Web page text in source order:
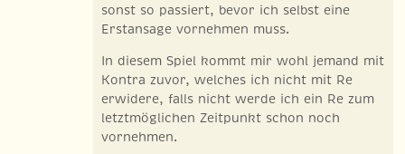
sonst so passiert, bevor ich selbst eine
Erstansage vornehmen muss.
In diesem Spiel kommt mir wohl jemand mit
Kontra zuvor, welches ich nicht mit Re
erwidere, falls nicht werde ich ein Re zum
letztmöglichen Zeitpunkt schon noch
vornehmen.